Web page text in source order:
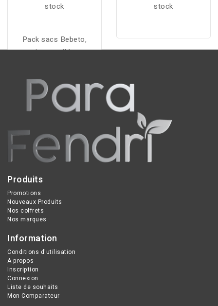
stock
Pack sacs Bebeto,
pratique et élégant,
essentiels pour organiser
et transporter les
affaires de bébé au
quotidien.
stock
Produits
Promotions
Nouveaux Produits
Nos coffrets
Nos marques
Information
Conditions d'utilisation
A propos
Inscription
Connexion
Liste de souhaits
Mon Comparateur